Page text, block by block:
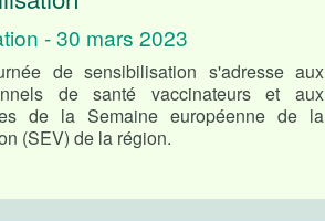
- 30 mars 2023
de sensibilisation s'adresse aux
de santé vaccinateurs et aux
de la Semaine européenne de la
(SEV) de la région.